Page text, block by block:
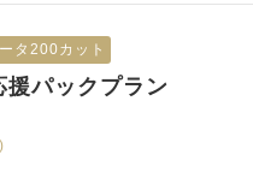
タ200カット
パックプラン